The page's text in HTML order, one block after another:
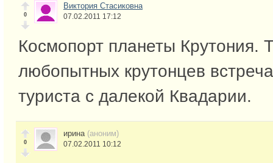
0
Виктория Стасиковна
07.02.2011 17:12
Космопорт планеты Крутония.
любопытных крутонцев
туриста с далекой Квадарии.
0
ирина (аноним)
07.02.2011 10:12